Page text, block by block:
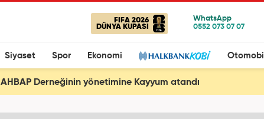
FIFA 2026
DÜNYA KUPASI
Siyaset Spor Ekonomi Otomobil
AHBAP Derneğinin yönetimine Kayyum atandı